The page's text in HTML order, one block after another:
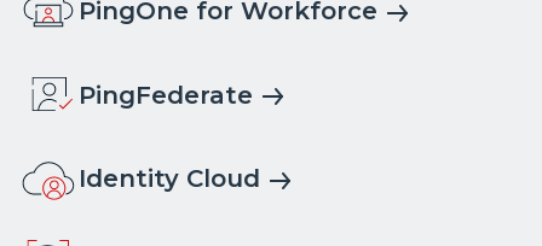
PingOne for Workforce
PingFederate
Identity Cloud